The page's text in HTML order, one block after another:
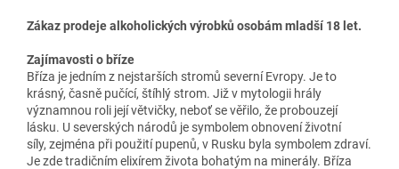
Zákaz prodeje alkoholických výrobků osobám mladší 18 let.
Zajímavosti o bříze
Bříza je jedním z nejstarších stromů severní Evropy. Je to
krásný, časně pučící, štíhlý strom. Již v mytologii hrály
významnou roli její větvičky, neboť se věřilo, že probouzejí
lásku. U severských národů je symbolem obnovení životní
síly, zejména při použití pupenů, v Rusku byla symbolem zdraví.
Je zde tradičním elixírem života bohatým na minerály. Bříza